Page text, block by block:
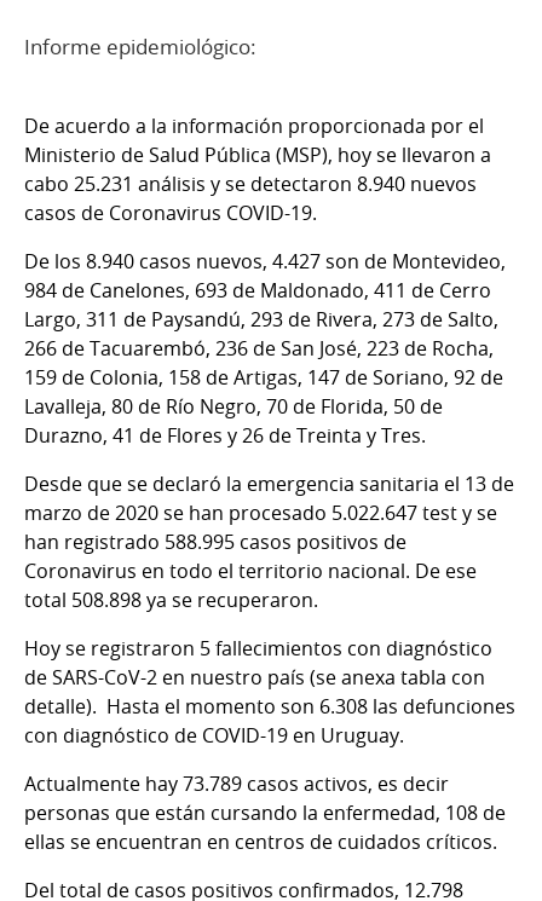
Informe epidemiológico:
De acuerdo a la información proporcionada por el
Ministerio de Salud Pública (MSP), hoy se llevaron a
cabo 25.231 análisis y se detectaron 8.940 nuevos
casos de Coronavirus COVID-19.
De los 8.940 casos nuevos, 4.427 son de Montevideo,
984 de Canelones, 693 de Maldonado, 411 de Cerro
Largo, 311 de Paysandú, 293 de Rivera, 273 de Salto,
266 de Tacuarembó, 236 de San José, 223 de Rocha,
159 de Colonia, 158 de Artigas, 147 de Soriano, 92 de
Lavalleja, 80 de Río Negro, 70 de Florida, 50 de
Durazno, 41 de Flores y 26 de Treinta y Tres.
Desde que se declaró la emergencia sanitaria el 13 de
marzo de 2020 se han procesado 5.022.647 test y se
han registrado 588.995 casos positivos de
Coronavirus en todo el territorio nacional. De ese
total 508.898 ya se recuperaron.
Hoy se registraron 5 fallecimientos con diagnóstico
de SARS-CoV-2 en nuestro país (se anexa tabla con
detalle). Hasta el momento son 6.308 las defunciones
con diagnóstico de COVID-19 en Uruguay.
Actualmente hay 73.789 casos activos, es decir
personas que están cursando la enfermedad, 108 de
ellas se encuentran en centros de cuidados críticos.
Del total de casos positivos confirmados, 12.798